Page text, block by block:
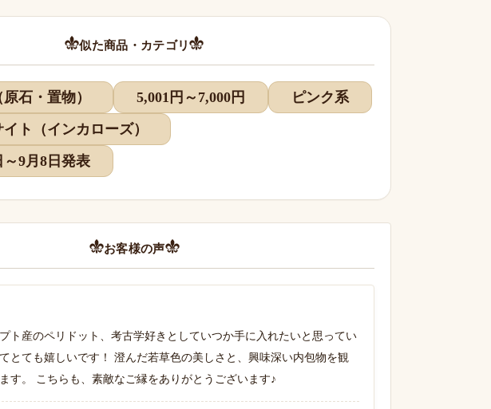
似た商品・カテゴリ
石・置物） 5,001円～7,000円
ピンク系
ト（インカローズ）
～9月8日発表
お客様の声
ト産のペリドット、考古学好きとしていつか手に入れたいと思ってい
とても嬉しいです！ 澄んだ若草色の美しさと、興味深い内包物を観
す。 こちらも、素敵なご縁をありがとうございます♪